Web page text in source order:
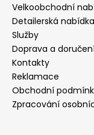
Velkoobchodní
Detailerská nabídka
Služby
Doprava a
Kontakty
Reklamace
Obchodní
Zpracování